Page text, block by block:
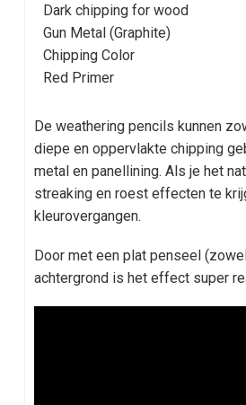
Dark chipping for wood
Gun Metal (Graphite)
Chipping Color
Red Primer
De weathering pencils kunnen
diepe en oppervlakte chipping
metal en panellining. Als je het
streaking en roest effecten te
kleurovergangen.
Door met een plat penseel
achtergrond is het effect super